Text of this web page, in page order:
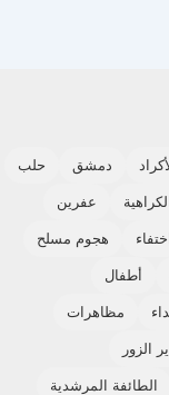
دمشق حلب
عفرين
هجوم مسلح
المرشدية